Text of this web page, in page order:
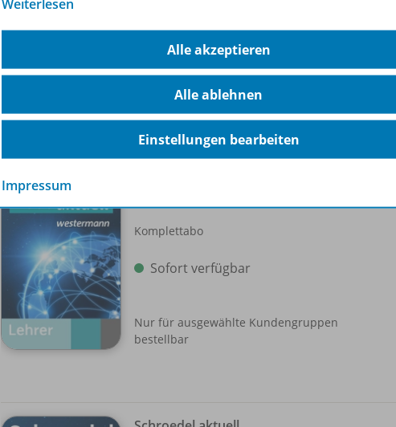
Menschen mit Migrationshintergrund unterrepräsentiert. Wie
Spar-Pakete
Komplettabo
Sofort verfügbar
Nur für ausgewählte Kundengruppen
bestellbar
Weiterlesen
Alle akzeptieren
Alle ablehnen
Einstellungen bearbeiten
Impressum